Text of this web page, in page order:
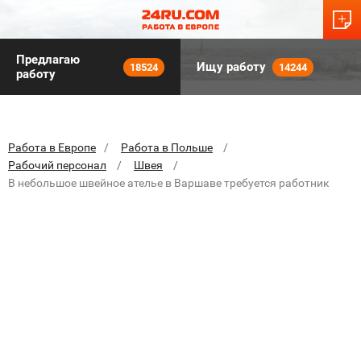
Предлагаю
работу
18524 Ищу работу 14244
Работа в Европе
Работа в Польше
Рабочий персонал
Швея
В небольшое швейное ателье в Варшаве требуется работник